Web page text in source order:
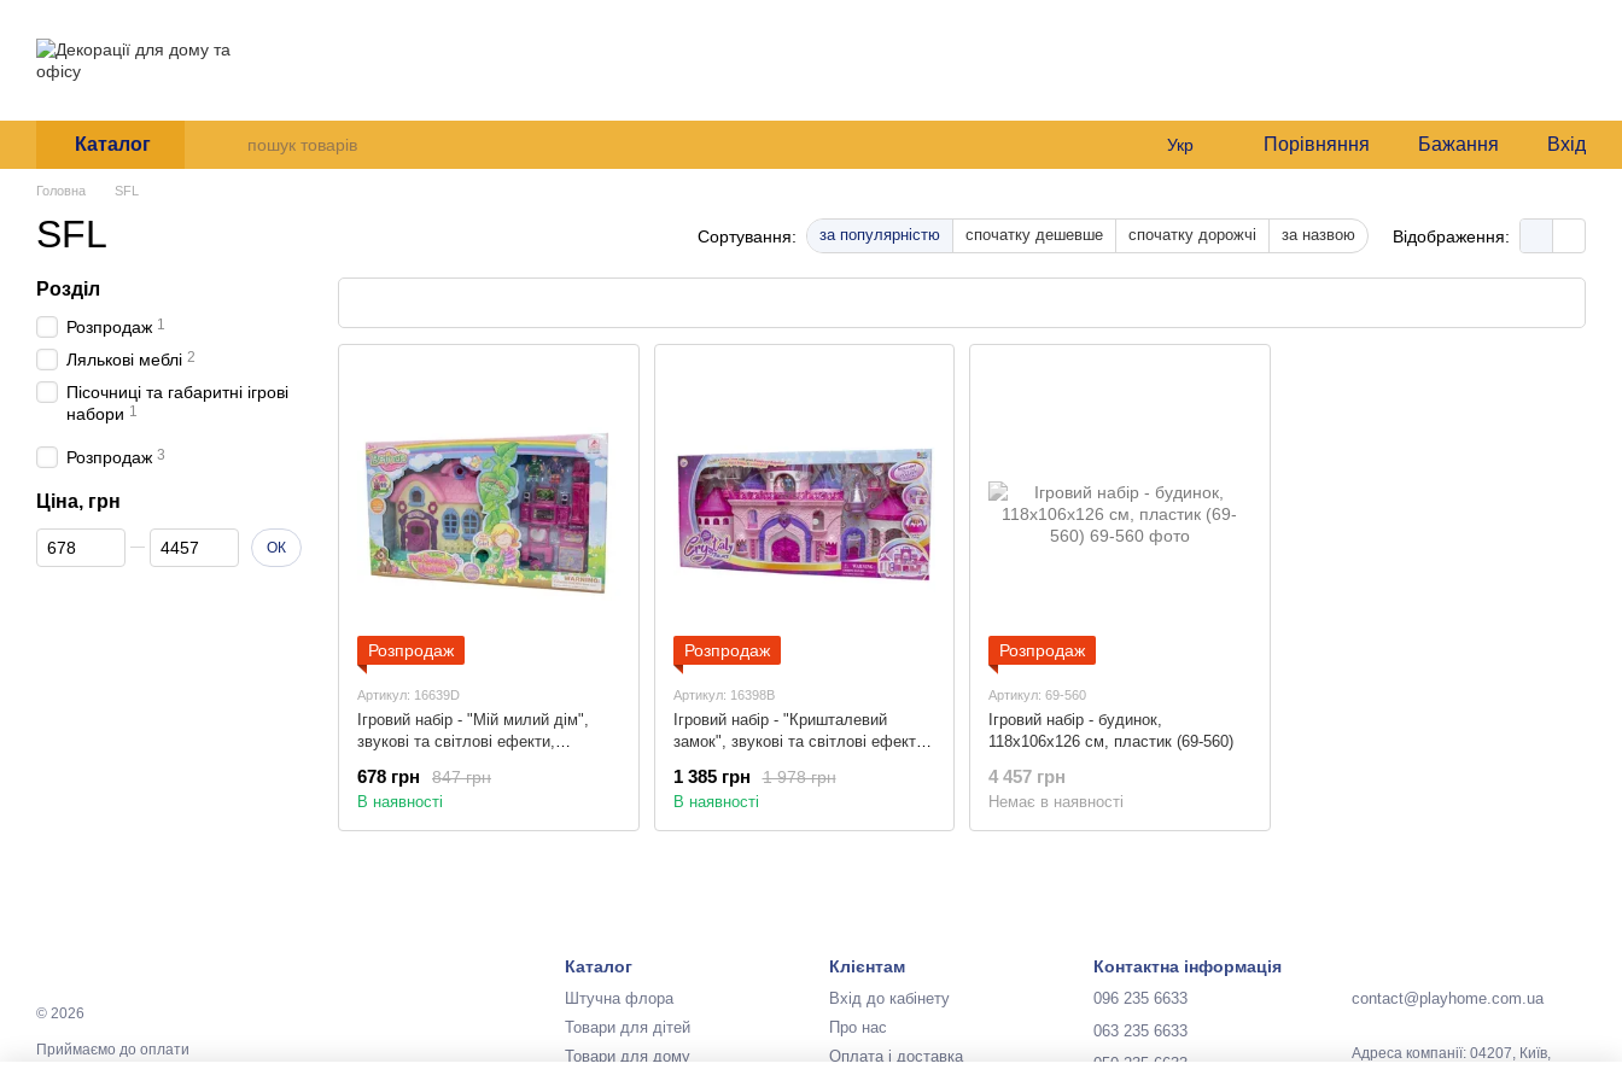
Каталог Укр Порівняння Бажання Вхід
Головна SFL
SFL Сортування: за популярністю спочатку дешевше спочатку дорожчі за назвою Відображення:
Розпродаж
Артикул: 16639D
Ігровий набір - "Мій милий дім",
звукові та світлові ефекти,
(16639D)
847 грн
678 грн
В наявності
Розпродаж
Артикул: 16398B
Ігровий набір - "Кришталевий
замок", звукові та світлові ефекти,
(16398B)
1 978 грн
1 385 грн
В наявності
Розпродаж
Артикул: 69-560
Ігровий набір - будинок,
118x106x126 см, пластик (69-560)
4 457 грн
Немає в наявності
Розділ
Розпродаж 1
Лялькові меблі 2
Пісочниці та габаритні ігрові
набори 1
Розпродаж 3
Ціна, грн
Від Ціна, грн
До Ціна, грн ОК
© 2026
Приймаємо до оплати
Каталог
Штучна флора
Товари для дітей
Товари для дому
Клієнтам
Вхід до кабінету
Про нас
Оплата і доставка
Контактна інформація
096 235 6633
063 235 6633
050 235 6633
contact@playhome.com.ua
Адреса компанії: 04207, Київ,